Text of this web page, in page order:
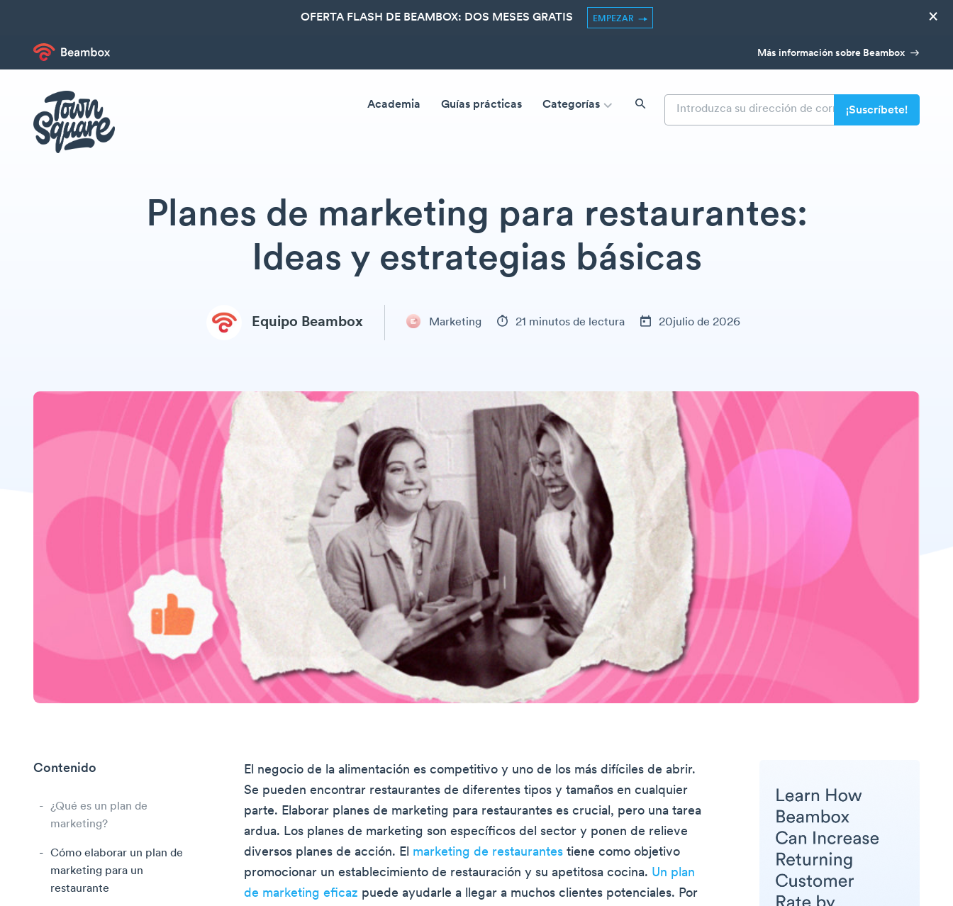
OFERTA FLASH DE BEAMBOX: DOS MESES GRATIS EMPEZAR ×
Más información sobre Beambox
Academia Guías prácticas Categorías
Planes de marketing para restaurantes:
Ideas y estrategias básicas
Equipo Beambox Marketing 21 minutos de lectura 20julio de 2026
Contenido
¿Qué es un plan de
marketing?
Cómo elaborar un plan de
marketing para un
restaurante
El negocio de la alimentación es competitivo y uno de los más difíciles de abrir.
Se pueden encontrar restaurantes de diferentes tipos y tamaños en cualquier
parte. Elaborar planes de marketing para restaurantes es crucial, pero una tarea
ardua. Los planes de marketing son específicos del sector y ponen de relieve
diversos planes de acción. El marketing de restaurantes tiene como objetivo
promocionar un establecimiento de restauración y su apetitosa cocina. Un plan
de marketing eficaz puede ayudarle a llegar a muchos clientes potenciales. Por